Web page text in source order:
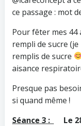
ce passage : mot
Pour fêter mes 44
rempli de sucre
remplis de sucre
aisance
Presque pas
si quand même !
Séance 3 :
Le